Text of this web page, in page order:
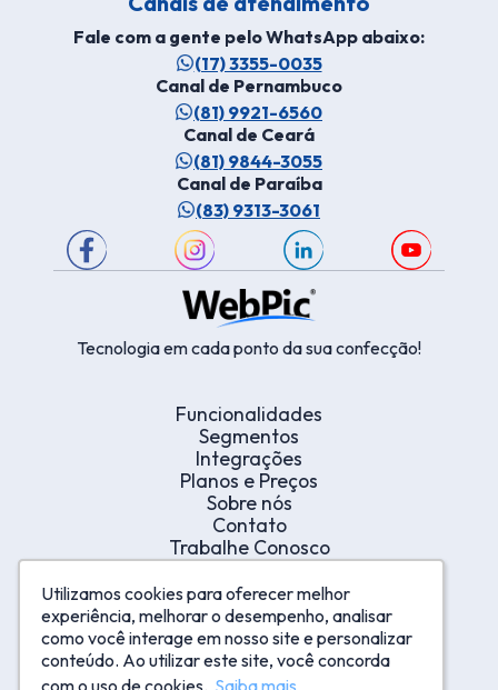
Utilizamos cookies para oferecer melhor
experiência, melhorar o desempenho, analisar
como você interage em nosso site e personalizar
conteúdo. Ao utilizar este site, você concorda
Utilizamos cookies para oferecer melhor
experiência, melhorar o desempenho, analisar
como você interage em nosso site e personalizar
conteúdo. Ao utilizar este site, você concorda
Fale com a gente pelo WhatsApp abaixo:
(17) 3355-0035
Canal de Pernambuco
(81) 9921-6560
Canal de Ceará
(81) 9844-3055
Canal de Paraíba
(83) 9313-3061
Tecnologia em cada ponto da sua confecção!
Funcionalidades
Segmentos
Integrações
Planos e Preços
Sobre nós
Contato
Trabalhe Conosco
Indique e Ganhe
Portal Integridade Corporativa
Canal de Denúncia
Termos de Uso